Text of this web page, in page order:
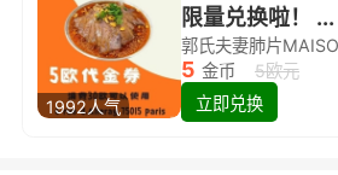
1992人气
限量兑换啦！ ...
5 金币
5欧元
立即兑换